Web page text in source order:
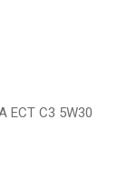
ECT C3 5W30